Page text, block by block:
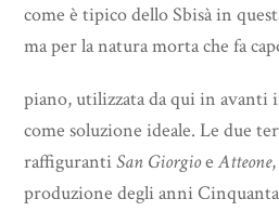
come è tipico dello Sbisà in
ma per la natura morta che fa
piano, utilizzata da qui in avanti
come soluzione ideale. Le due
raffigurantiSan GiorgioeAtteone
produzione degli anni